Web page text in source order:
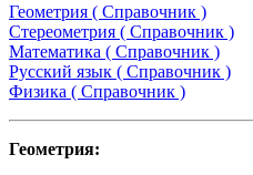
Геометрия ( Справочник )
Стереометрия ( Справочник )
Математика ( Справочник )
Русский язык ( Справочник )
Физика ( Справочник )
Геометрия: